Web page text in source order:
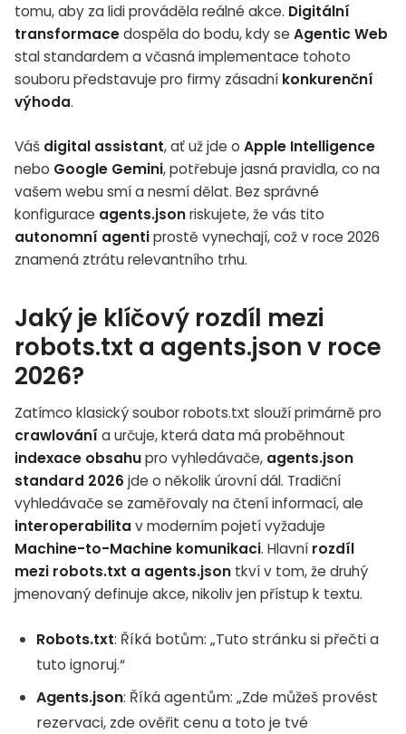
tomu, aby za lidi prováděla reálné akce. Digitální
transformacedospěla do bodu, kdy se Agentic Web
stal standardem a včasná implementace tohoto
souboru představuje pro firmy zásadní konkurenční
výhoda.
Váš digital assistant, ať už jde o Apple Intelligence
nebo Google Gemini, potřebuje jasná pravidla, co na
vašem webu smí a nesmí dělat. Bez správné
konfigurace agents.jsonriskujete, že vás tito
autonomní agentiprostě vynechají, což v roce 2026
znamená ztrátu relevantního trhu.
Jaký je klíčový rozdíl mezi
robots.txt a agents.json v roce
2026?
Zatímco klasický soubor robots.txt slouží primárně pro
crawlování a určuje, která data má proběhnout
indexace obsahupro vyhledávače, agents.json
standard 2026 jde o několik úrovní dál. Tradiční
vyhledávače se zaměřovaly na čtení informací, ale
interoperabilita v moderním pojetí vyžaduje
Machine-to-Machine komunikaci. Hlavní rozdíl
mezi robots.txt a agents.json tkví v tom, že druhý
jmenovaný definuje akce, nikoliv jen přístup k textu.
Robots.txt: Říká botům: „Tuto stránku si přečti a
tuto ignoruj.“
Agents.json: Říká agentům: „Zde můžeš provést
rezervaci, zde ověřit cenu a toto je tvé